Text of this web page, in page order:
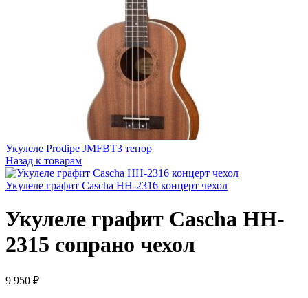
Укулеле Prodipe JMFBT3 тенор
Назад к товарам
Укулеле графит Cascha HH-2316 концерт чехол
Укулеле графит Cascha HH-
2315 сопрано чехол
9 950 ₽